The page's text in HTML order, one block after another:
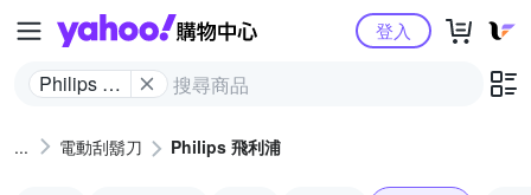
Yahoo購物中心
Philips 飛
登入
電動刮鬍刀 Philips 飛利浦